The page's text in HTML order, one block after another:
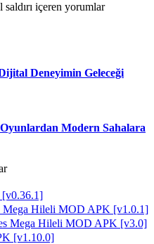
saldırı içeren yorumlar
Deneyimin Geleceği
Modern Sahalara
Mega Hileli MOD APK [v1.0.1]
Mega Hileli MOD APK [v3.0]
[v1.10.0]